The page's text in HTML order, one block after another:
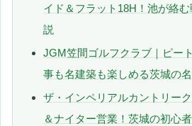
イド＆フラット18H！池が絡
説
JGM笠間ゴルフクラブ｜ピー
事も名建築も楽しめる茨城の
ザ・インペリアルカントリー
＆ナイター営業！茨城の初心